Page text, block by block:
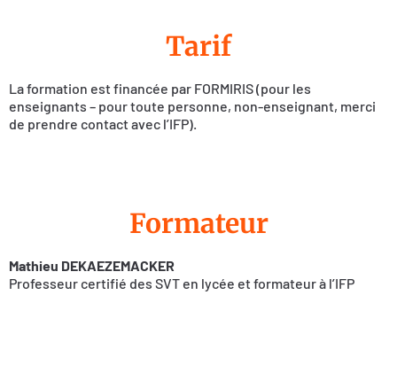
Tarif
La formation est financée par FORMIRIS (pour les
enseignants – pour toute personne, non-enseignant, merci
de prendre contact avec l’IFP).
Formateur
Mathieu DEKAEZEMACKER
Professeur certifié des SVT en lycée et formateur à l’IFP